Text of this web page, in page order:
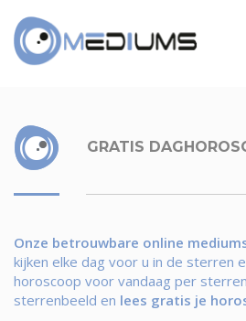
GRATIS
Onze betrouwbare online
kijken elke dag voor u in de sterren
horoscoop voor vandaag per
sterrenbeeld en lees gratis je